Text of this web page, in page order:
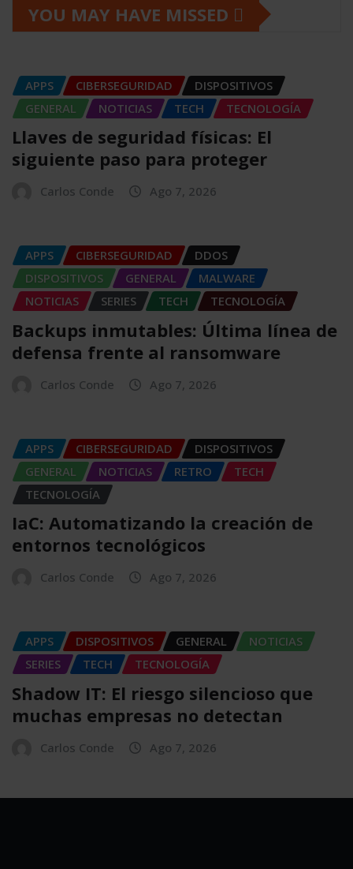
YOU MAY HAVE MISSED
APPS CIBERSEGURIDAD
DISPOSITIVOS
GENERAL
NOTICIAS TECH TECNOLOGÍA
Llaves de seguridad físicas: El
siguiente paso para proteger
Carlos Conde Ago 7, 2026
APPS CIBERSEGURIDAD
DDOS
DISPOSITIVOS
GENERAL
MALWARE
NOTICIAS
SERIES TECH TECNOLOGÍA
Backups inmutables: Última línea de
defensa frente al ransomware
Carlos Conde Ago 7, 2026
APPS CIBERSEGURIDAD
DISPOSITIVOS
GENERAL
NOTICIAS RETRO
TECH
TECNOLOGÍA
IaC: Automatizando la creación de
entornos tecnológicos
Carlos Conde Ago 7, 2026
APPS DISPOSITIVOS GENERAL
NOTICIAS
SERIES
TECH TECNOLOGÍA
Shadow IT: El riesgo silencioso que
muchas empresas no detectan
Carlos Conde Ago 7, 2026